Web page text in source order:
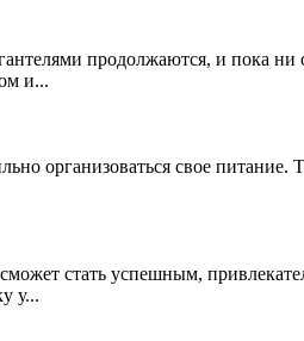
продолжаются, и пока
и...
организоваться свое
стать успешным,
у...